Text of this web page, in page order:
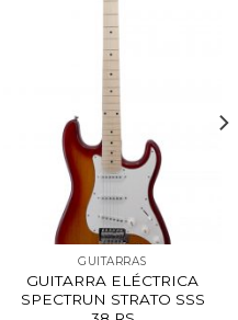
GUITARRAS
GUITARRA ELÉCTRICA
SPECTRUN STRATO SSS